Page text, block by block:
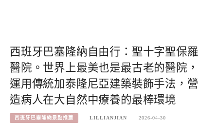
西班牙巴塞隆納自由行：聖十字聖保羅
醫院。世界上最美也是最古老的醫院，
運用傳統加泰隆尼亞建築裝飾手法，營
造病人在大自然中療養的最棒環境
西班牙巴塞隆納景點推薦 LILLIANJIAN 2026-04-30